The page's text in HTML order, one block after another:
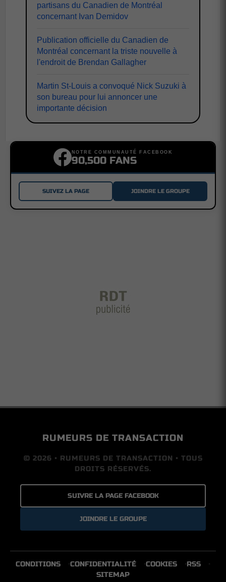
partisans du Canadien de Montréal
concernant Ivan Demidov
Publication officielle du Canadien de
Montréal concernant la triste nouvelle à
l'endroit de Brendan Gallagher
Martin St-Louis a convoqué Nick Suzuki à
son bureau pour lui annoncer une
importante décision
NOTRE COMMUNAUTÉ FACEBOOK
90,500 FANS
SUIVEZ LA PAGE JOINDRE LE GROUPE
RUMEURS DE TRANSACTION
© 2026 • RUMEURS DE TRANSACTION • TOUS
DROITS RÉSERVÉS.
SUIVRE LA PAGE FACEBOOK
JOINDRE LE GROUPE
CONDITIONS CONFIDENTIALITÉ COOKIES
RSS
SITEMAP